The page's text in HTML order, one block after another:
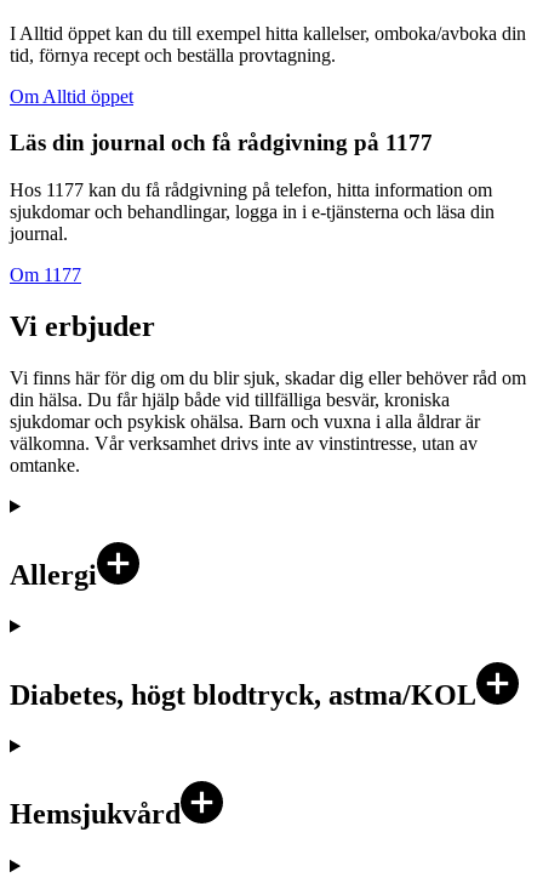
I Alltid öppet kan du till exempel hitta kallelser, omboka/avboka din
tid, förnya recept och beställa provtagning.
Om Alltid öppet
Läs din journal och få rådgivning på 1177
Hos 1177 kan du få rådgivning på telefon, hitta information om
sjukdomar och behandlingar, logga in i e-tjänsterna och läsa din
journal.
Om 1177
Vi erbjuder
Vi finns här för dig om du blir sjuk, skadar dig eller behöver råd om
din hälsa. Du får hjälp både vid tillfälliga besvär, kroniska
sjukdomar och psykisk ohälsa. Barn och vuxna i alla åldrar är
välkomna. Vår verksamhet drivs inte av vinstintresse, utan av
omtanke.
Allergi
Diabetes, högt blodtryck, astma/KOL
Hemsjukvård